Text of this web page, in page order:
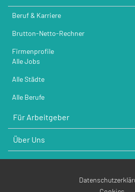
Beruf & Karriere
Brutton-Netto-Rechner
Firmenprofile
Alle Jobs
Alle Städte
Alle Berufe
Für Arbeitgeber
Über Uns